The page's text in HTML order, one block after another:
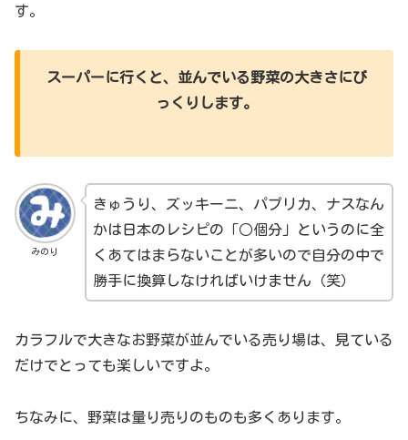
す。
スーパーに行くと、並んでいる野菜の大きさにび
っくりします。
みのり
きゅうり、ズッキーニ、パプリカ、ナスなん
かは日本のレシピの「○個分」というのに全
くあてはまらないことが多いので自分の中で
勝手に換算しなければいけません（笑）
カラフルで大きなお野菜が並んでいる売り場は、見ている
だけでとっても楽しいですよ。
ちなみに、野菜は量り売りのものも多くあります。